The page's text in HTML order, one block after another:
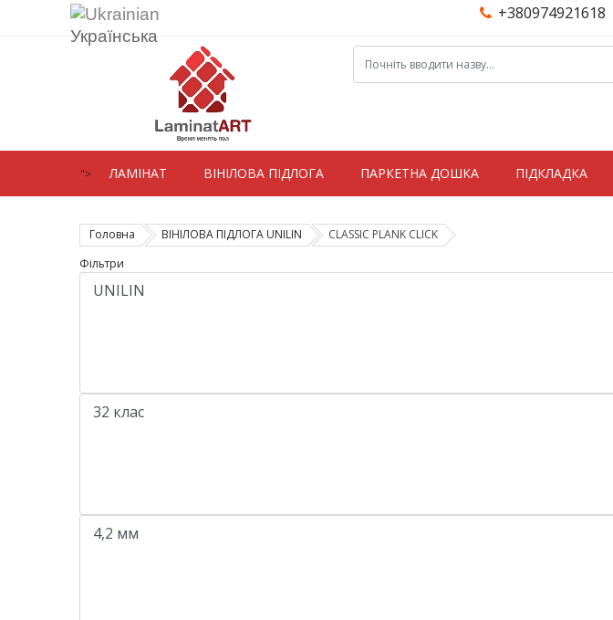
Українська
+380974921618
"> ЛАМIНАТ ВIНIЛОВА ПІДЛОГА ПАРКЕТНА ДОШКА ПІДКЛАДКА
Головна ВІНІЛОВА ПІДЛОГА UNILIN
CLASSIC PLANK CLICK
Фільтри